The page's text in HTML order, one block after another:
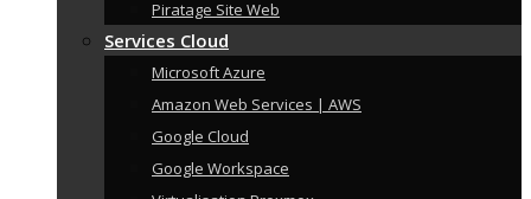
Piratage Site Web
Services Cloud
Microsoft Azure
Amazon Web Services | AWS
Google Cloud
Google Workspace